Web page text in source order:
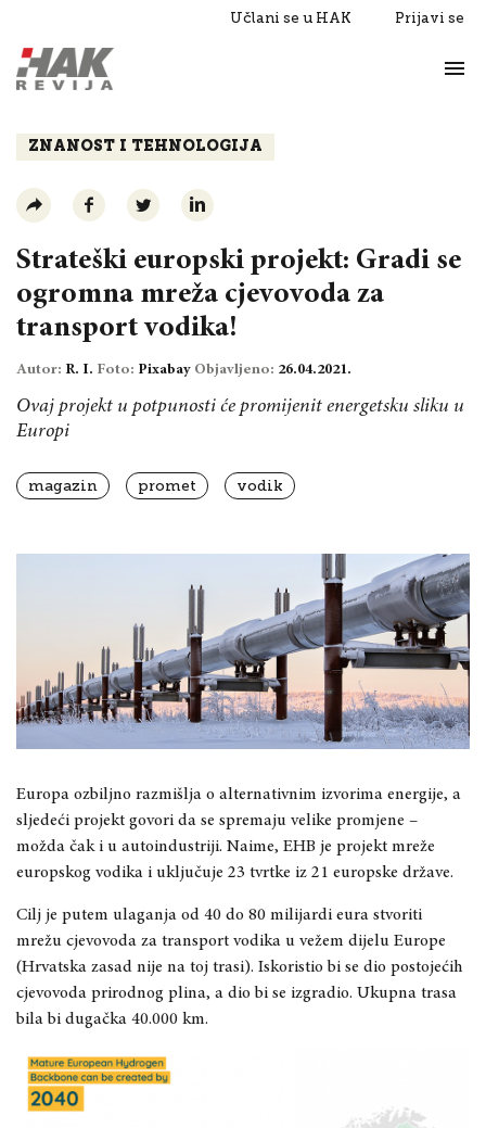
Učlani se u HAK Prijavi se
Razgovori
ZNANOST I TEHNOLOGIJA
Strateški europski projekt: Gradi se
ogromna mreža cjevovoda za
transport vodika!
Autor: R. I. Foto: Pixabay Objavljeno: 26.04.2021.
Ovaj projekt u potpunosti će promijenit energetsku sliku u
Europi
magazin promet vodik
Europa ozbiljno razmišlja o alternativnim izvorima energije, a
sljedeći projekt govori da se spremaju velike promjene –
možda čak i u autoindustriji. Naime, EHB je projekt mreže
europskog vodika i uključuje 23 tvrtke iz 21 europske države.
Cilj je putem ulaganja od 40 do 80 milijardi eura stvoriti
mrežu cjevovoda za transport vodika u vežem dijelu Europe
(Hrvatska zasad nije na toj trasi). Iskoristio bi se dio postojećih
cjevovoda prirodnog plina, a dio bi se izgradio. Ukupna trasa
bila bi dugačka 40.000 km.